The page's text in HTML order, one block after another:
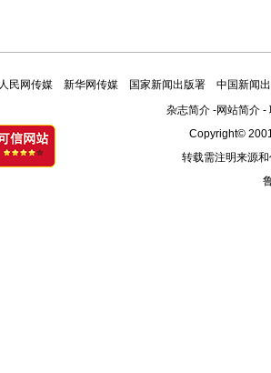
人民网传媒 新华网传媒 国家新闻出版署
中国新闻
杂志简介-网站简介-
Copyright©
转载需注明来源